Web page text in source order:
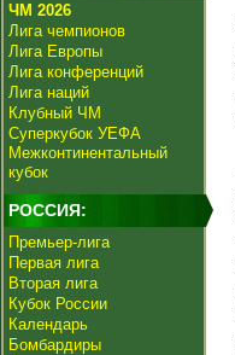
ЧМ 2026
Лига чемпионов
Лига Европы
Лига конференций
Лига наций
Клубный ЧМ
Суперкубок УЕФА
Межконтинентальный
кубок
РОССИЯ:
Премьер-лига
Первая лига
Вторая лига
Кубок России
Календарь
Бомбардиры